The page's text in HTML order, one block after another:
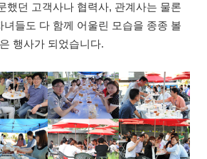
했던 고객사나 협력사, 관계사는 물론
녀들도 다 함께 어울린 모습을 종종 볼
행사가 되었습니다.